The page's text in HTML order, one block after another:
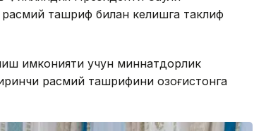
расмий ташриф билан келишга таклиф
имконияти учун миннатдорлик
расмий ташрифини Қозоғистонга